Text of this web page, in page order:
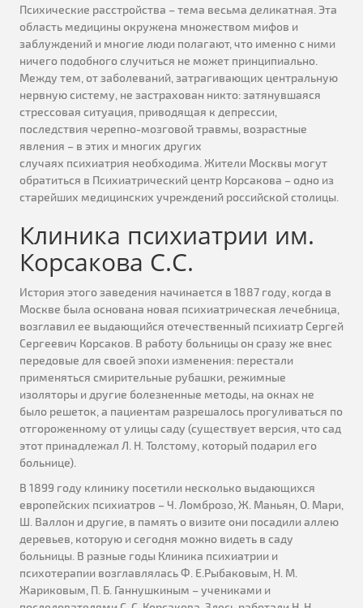
Психические расстройства – тема весьма деликатная. Эта
область медицины окружена множеством мифов и
заблуждений и многие люди полагают, что именно с ними
ничего подобного случиться не может принципиально.
Между тем, от заболеваний, затрагивающих центральную
нервную систему, не застрахован никто: затянувшаяся
стрессовая ситуация, приводящая к депрессии,
последствия черепно-мозговой травмы, возрастные
явления – в этих и многих других
случаях психиатрия необходима. Жители Москвы могут
обратиться в Психиатрический центр Корсакова – одно из
старейших медицинских учреждений российской столицы.
Клиника психиатрии им.
Корсакова С.С.
История этого заведения начинается в 1887 году, когда в
Москве была основана новая психиатрическая лечебница,
возглавил ее выдающийся отечественный психиатр Сергей
Сергеевич Корсаков. В работу больницы он сразу же внес
передовые для своей эпохи изменения: перестали
применяться смирительные рубашки, режимные
изоляторы и другие болезненные методы, на окнах не
было решеток, а пациентам разрешалось прогуливаться по
отгороженному от улицы саду (существует версия, что сад
этот принадлежал Л. Н. Толстому, который подарил его
больнице).
В 1899 году клинику посетили несколько выдающихся
европейских психиатров – Ч. Ломброзо, Ж. Маньян, О. Мари,
Ш. Валлон и другие, в память о визите они посадили аллею
деревьев, которую и сегодня можно видеть в саду
больницы. В разные годы Клиника психиатрии и
психотерапии возглавлялась Ф. Е.Рыбаковым, Н. М.
Жариковым, П. Б. Ганнушкиным – учениками и